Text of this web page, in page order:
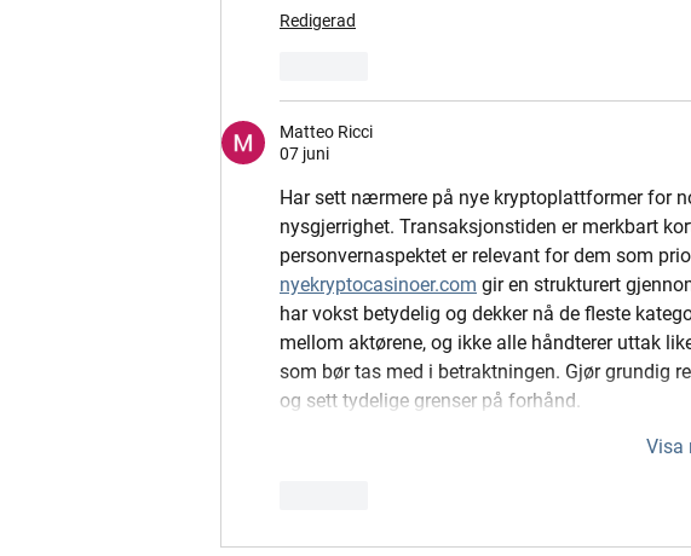
Redigerad
Matteo Ricci
07 juni
Har sett nærmere på nye kryptoplattformer for
nysgjerrighet. Transaksjonstiden er merkbart
personvernaspektet er relevant for dem som
nyekryptocasinoer.com gir en strukturert
har vokst betydelig og dekker nå de fleste
mellom aktørene, og ikke alle håndterer uttak
som bør tas med i betraktningen. Gjør grundig
og sett tydelige grenser på forhånd.
Visa